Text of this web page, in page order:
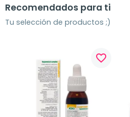
Recomendados para ti
Tu selección de productos ;)
favorite_border